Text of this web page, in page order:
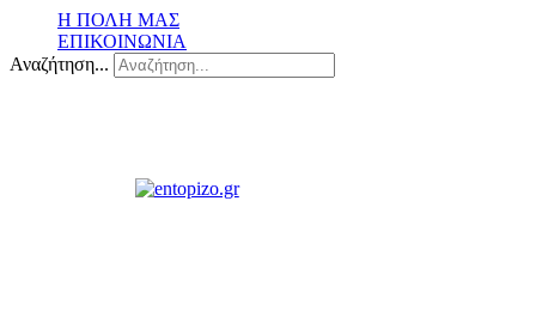
Η ΠΟΛΗ ΜΑΣ
ΕΠΙΚΟΙΝΩΝΙΑ
Αναζήτηση...